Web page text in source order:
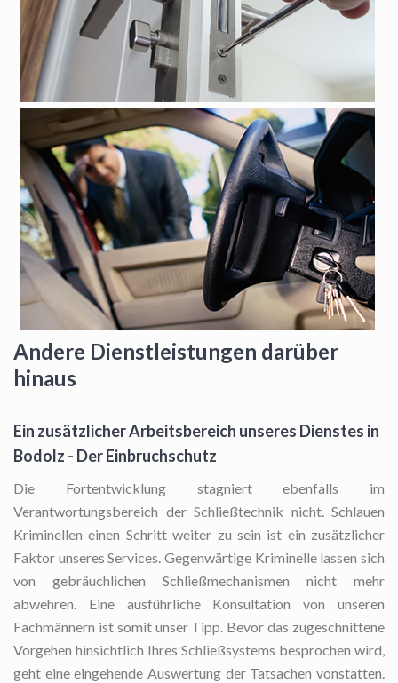
Andere Dienstleistungen darüber
hinaus
Ein zusätzlicher Arbeitsbereich unseres Dienstes in
Bodolz - Der Einbruchschutz
Die Fortentwicklung stagniert ebenfalls im
Verantwortungsbereich der Schließtechnik nicht. Schlauen
Kriminellen einen Schritt weiter zu sein ist ein zusätzlicher
Faktor unseres Services. Gegenwärtige Kriminelle lassen sich
von gebräuchlichen Schließmechanismen nicht mehr
abwehren. Eine ausführliche Konsultation von unseren
Fachmännern ist somit unser Tipp. Bevor das zugeschnittene
Vorgehen hinsichtlich Ihres Schließsystems besprochen wird,
geht eine eingehende Auswertung der Tatsachen vonstatten.